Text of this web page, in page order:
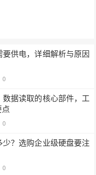
理(138)
H100(136)
供电，详细解析与原因
0
据读取的核心部件，工
0
？选购企业级硬盘要注
0